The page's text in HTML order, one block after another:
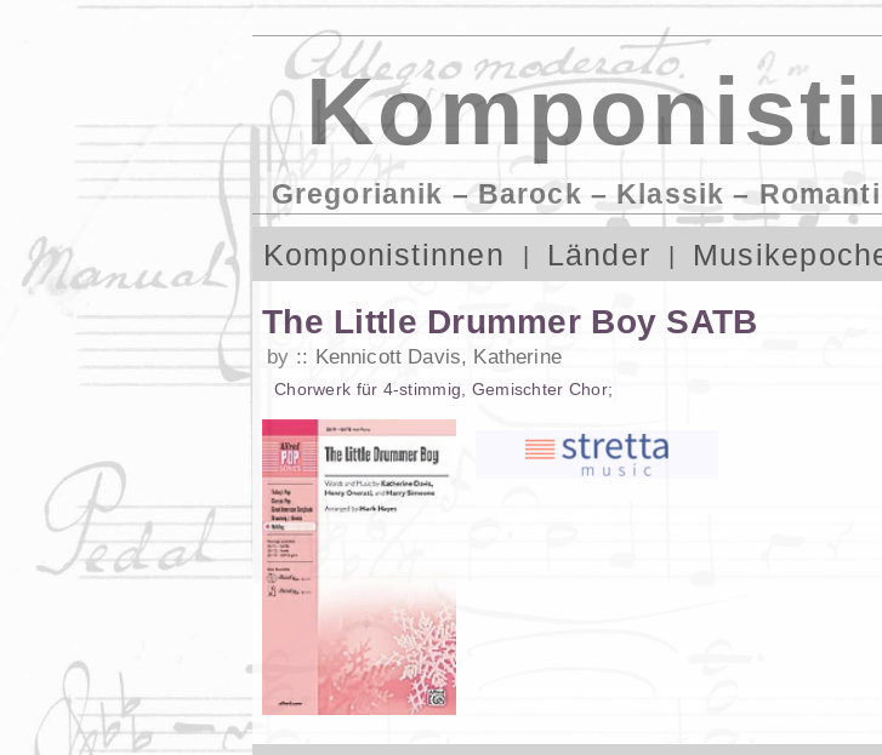
Gregorianik – Barock – Klassik –
Komponistinnen Länder
The Little Drummer Boy SATB
by Kennicott Davis, Katherine
Chorwerk für 4-stimmig Gemischter Chor;